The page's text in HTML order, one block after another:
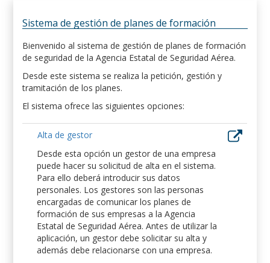
Sistema de gestión de planes de formación
Bienvenido al sistema de gestión de planes de formación
de seguridad de la Agencia Estatal de Seguridad Aérea.
Desde este sistema se realiza la petición, gestión y
tramitación de los planes.
El sistema ofrece las siguientes opciones:
Alta de gestor
Desde esta opción un gestor de una empresa
puede hacer su solicitud de alta en el sistema.
Para ello deberá introducir sus datos
personales. Los gestores son las personas
encargadas de comunicar los planes de
formación de sus empresas a la Agencia
Estatal de Seguridad Aérea. Antes de utilizar la
aplicación, un gestor debe solicitar su alta y
además debe relacionarse con una empresa.